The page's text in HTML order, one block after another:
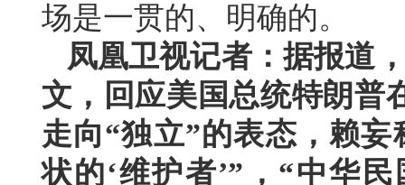
场是一贯的、明确的。
凤凰卫视记者：据报道
文，回应美国总统特朗普
走向“独立”的表态，赖
状的‘维护者’”，“中华